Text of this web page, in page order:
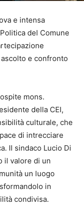
e intensa
del Comune
e confronto
mons.
della CEI,
culturale, che
di intrecciare
Il sindaco Lucio Di
il valore di un
un luogo
in
condivisa.